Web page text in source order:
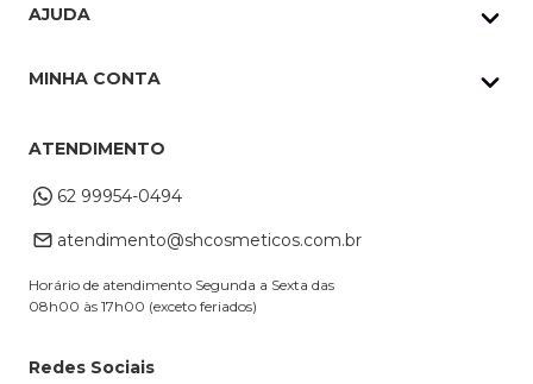
Pedidos Whatsapp
Cupons
AJUDA
Troca e Devoluções
Dúvidas Frequentes
MINHA CONTA
Alterar Cadastro
ATENDIMENTO
62 99954-0494
atendimento@shcosmeticos.com.br
Horário de atendimento Segunda a Sexta das
08h00 às 17h00 (exceto feriados)
Redes Sociais